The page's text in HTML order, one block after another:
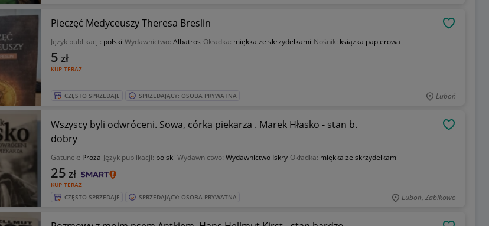
Pieczęć Medyceuszy Theresa Breslin
Język publikacji: polski Wydawnictwo: Albatros Okładka: miękka ze skrzydełkami Nośnik: książka papierowa
KUP TERAZ
5 zł
CZĘSTO SPRZEDAJE SPRZEDAJĄCY: OSOBA PRYWATNA Luboń
Wszyscy byli odwróceni. Sowa, córka piekarza . Marek Hłasko - stan b.
dobry
Gatunek: Proza Język publikacji: polski Wydawnictwo: Wydawnictwo Iskry Okładka: miękka ze skrzydełkami
KUP TERAZ
25 zł
CZĘSTO SPRZEDAJE SPRZEDAJĄCY: OSOBA PRYWATNA Luboń, Żabikowo